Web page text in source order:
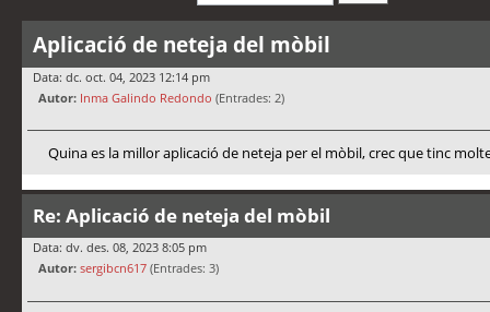
Aplicació de neteja del mòbil
Data: dc. oct. 04, 2023 12:14 pm
Autor: Inma Galindo Redondo (Entrades: 2)
Quina es la millor aplicació de neteja per el mòbil, crec que tinc
Re: Aplicació de neteja del mòbil
Data: dv. des. 08, 2023 8:05 pm
Autor: sergibcn617 (Entrades: 3)